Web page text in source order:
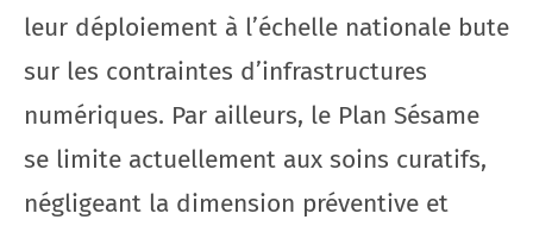
leur déploiement à l’échelle nationale bute
sur les contraintes d’infrastructures
numériques. Par ailleurs, le Plan Sésame
se limite actuellement aux soins curatifs,
négligeant la dimension préventive et